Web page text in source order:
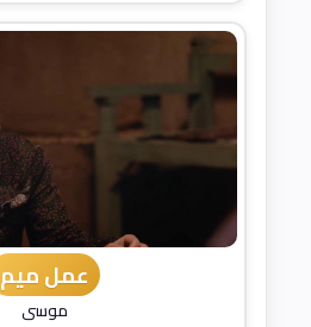
عمل ميم
موسى